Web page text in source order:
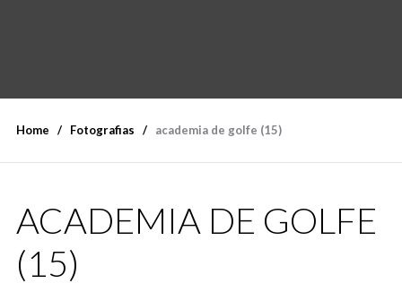
Home Fotografias academia de golfe (15)
ACADEMIA DE GOLFE
(15)